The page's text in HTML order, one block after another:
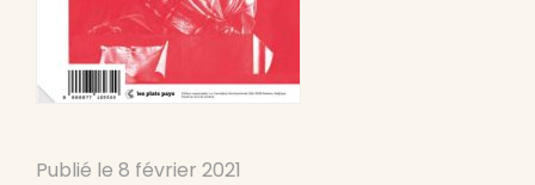
Publié le 8 février 2021